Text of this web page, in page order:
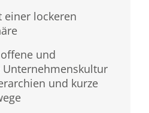
einer lockeren
und
Unternehmenskultur
und kurze